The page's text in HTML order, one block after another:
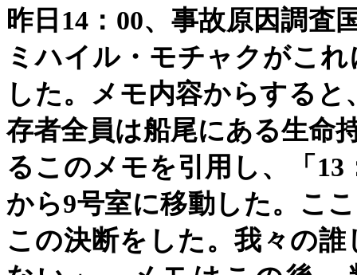
昨日 14： 00、事故原因調査
ミハイル・モチャクがこ
した。メモ内容からすると
存者全員は船尾にある生命
るこのメモを引用し、「 13
から9号室に移動した。こ
この決断をした。我々の